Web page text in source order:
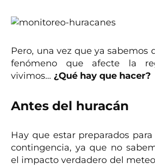
Pero, una vez que ya sabemos
fenómeno que afecte la
vivimos… ¿Qué hay que hacer?
Antes del huracán
Hay que estar preparados
contingencia, ya que no
el impacto verdadero del